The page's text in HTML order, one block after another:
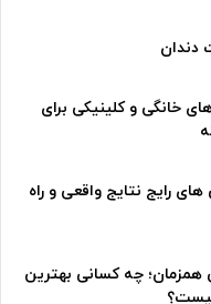
دندان
خانگی و کلینیکی برای
رایج نتایج واقعی و راه
همزمان؛ چه کسانی بهترین